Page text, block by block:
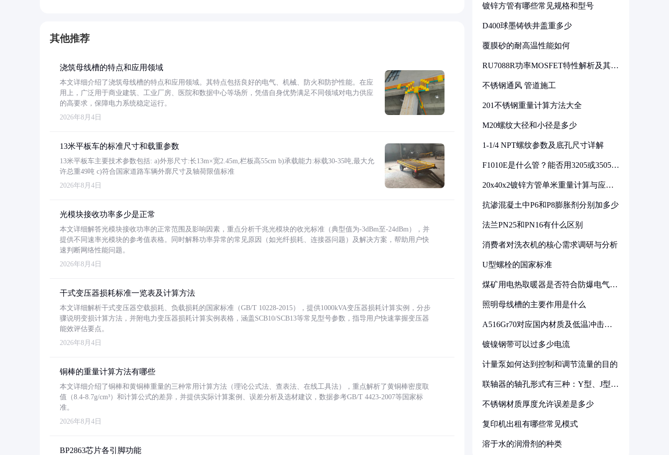
其他推荐
浇筑母线槽的特点和应用领域
本文详细介绍了浇筑母线槽的特点和应用领域。其特点包括良好的电气、机械、防火和防护性能。在应
用上，广泛用于商业建筑、工业厂房、医院和数据中心等场所，凭借自身优势满足不同领域对电力供应
的高要求，保障电力系统稳定运行。
2026年8月4日
13米平板车的标准尺寸和载重参数
13米平板车主要技术参数包括: a)外形尺寸:长13m×宽2.45m,栏板高55cm b)承载能力:标载30-35吨,最大允
许总重49吨 c)符合国家道路车辆外廓尺寸及轴荷限值标准
2026年8月4日
光模块接收功率多少是正常
本文详细解答光模块接收功率的正常范围及影响因素，重点分析千兆光模块的收光标准（典型值为-3dBm至-24dBm），并
提供不同速率光模块的参考值表格。同时解释功率异常的常见原因（如光纤损耗、连接器问题）及解决方案，帮助用户快
速判断网络性能问题。
2026年8月4日
干式变压器损耗标准一览表及计算方法
本文详细解析干式变压器空载损耗、负载损耗的国家标准（GB/T 10228-2015），提供1000kVA变压器损耗计算实例，分步
骤说明变损计算方法，并附电力变压器损耗计算实例表格，涵盖SCB10/SCB13等常见型号参数，指导用户快速掌握变压器
能效评估要点。
2026年8月4日
铜棒的重量计算方法有哪些
本文详细介绍了铜棒和黄铜棒重量的三种常用计算方法（理论公式法、查表法、在线工具法），重点解析了黄铜棒密度取
值（8.4-8.7g/cm³）和计算公式的差异，并提供实际计算案例、误差分析及选材建议，数据参考GB/T 4423-2007等国家标
准。
2026年8月4日
BP2863芯片各引脚功能
镀锌方管有哪些常见规格和型号
D400球墨铸铁井盖重多少
覆膜砂的耐高温性能如何
RU7088R功率MOSFET特性解析及其在
不锈钢通风 管道施工
201不锈钢重量计算方法大全
M20螺纹大径和小径是多少
1-1/4 NPT螺纹参数及底孔尺寸详解
F1010E是什么管？能否用3205或3505代
20x40x2镀锌方管单米重量计算与应用
抗渗混凝土中P6和P8膨胀剂分别加多少
法兰PN25和PN16有什么区别
消费者对洗衣机的核心需求调研与分析
U型螺栓的国家标准
煤矿用电热取暖器是否符合防爆电气设
照明母线槽的主要作用是什么
A516Gr70对应国内材质及低温冲击要
镀镍钢带可以过多少电流
计量泵如何达到控制和调节流量的目的
联轴器的轴孔形式有三种：Y型、J型、
不锈钢材质厚度允许误差是多少
复印机出租有哪些常见模式
溶于水的润滑剂的种类